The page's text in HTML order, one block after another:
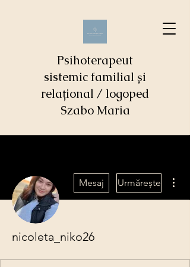
Psihoterapeut
sistemic familial și
relațional / logoped
Szabo Maria
Mesaj Urmărește
nicoleta_niko26